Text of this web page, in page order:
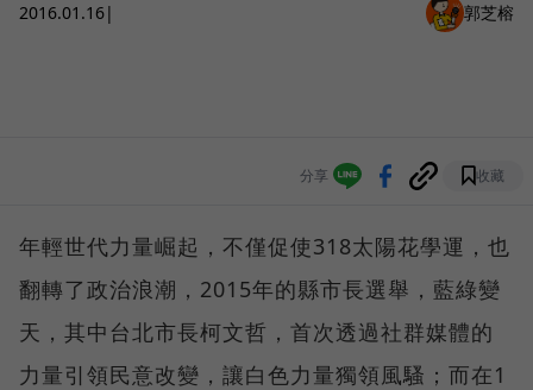
2016.01.16| 郭芝榕
分享 收藏
年輕世代力量崛起，不僅促使318太陽花學運，也
翻轉了政治浪潮，2015年的縣市長選舉，藍綠變
天，其中台北市長柯文哲，首次透過社群媒體的
力量引領民意改變，讓白色力量獨領風騷；而在1